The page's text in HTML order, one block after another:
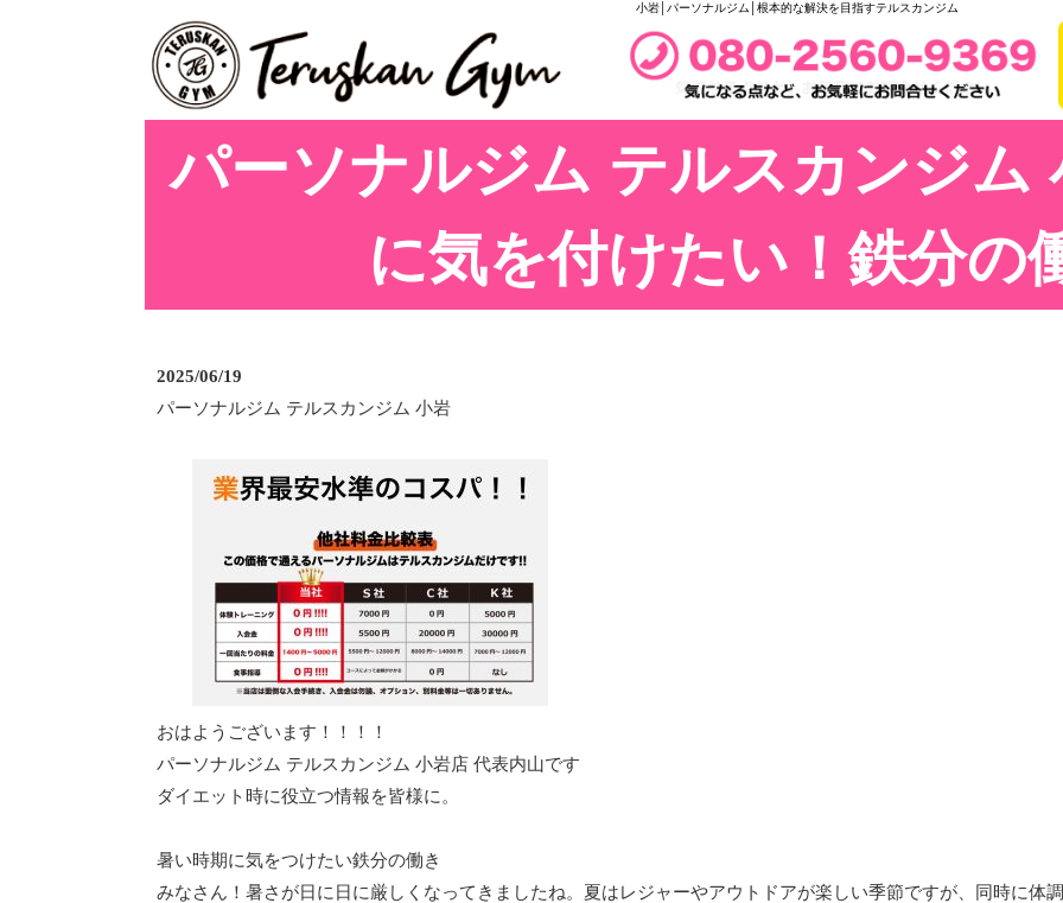
小岩│パーソナルジム│根本的な解決を目指すテルスカンジム
パーソナルジム テルスカンジム
に気を付けたい！鉄分の
2025/06/19
パーソナルジム テルスカンジム 小岩
おはようございます！！！！
パーソナルジム テルスカンジム 小岩店 代表内山です
ダイエット時に役立つ情報を皆様に。
暑い時期に気をつけたい鉄分の働き
みなさん！暑さが日に日に厳しくなってきましたね。夏はレジャーやアウトドアが楽しい季節ですが、同時に体調